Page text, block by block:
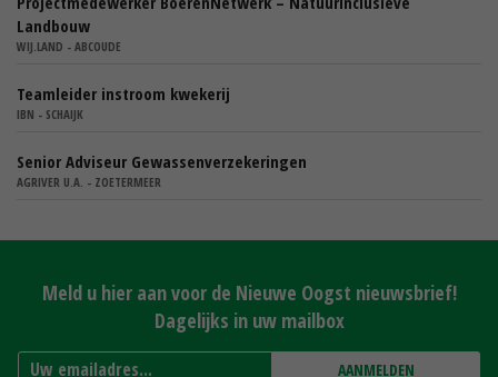
Landbouw
WIJ.LAND - ABCOUDE
Teamleider instroom kwekerij
IBN - SCHAIJK
Senior Adviseur Gewassenverzekeringen
AGRIVER U.A. - ZOETERMEER
Meld u hier aan voor de Nieuwe Oogst nieuwsbrief!
Dagelijks in uw mailbox
AANMELDEN